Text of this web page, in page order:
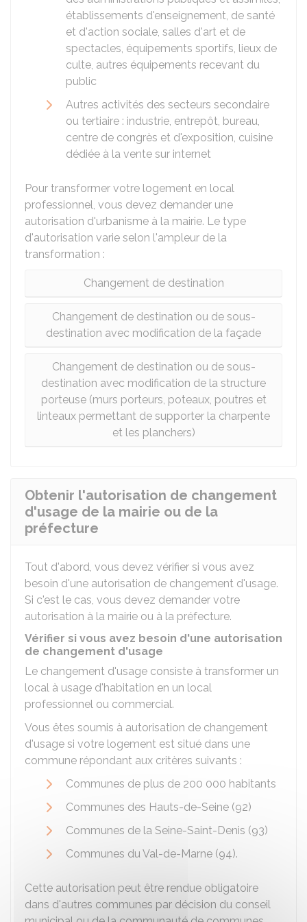
établissements d'enseignement, de santé
et d'action sociale, salles d'art et de
spectacles, équipements sportifs, lieux de
culte, autres équipements recevant du
public
Autres activités des secteurs secondaire
ou tertiaire : industrie, entrepôt, bureau,
centre de congrès et d'exposition, cuisine
dédiée à la vente sur internet
Pour transformer votre logement en local
professionnel, vous devez demander une
autorisation d'urbanisme à la mairie. Le type
d'autorisation varie selon l'ampleur de la
transformation :
Changement de destination
Changement de destination ou de sous-
destination avec modification de la façade
Changement de destination ou de sous-
destination avec modification de la structure
porteuse (murs porteurs, poteaux, poutres et
linteaux permettant de supporter la charpente
et les planchers)
Obtenir l'autorisation de changement
d'usage de la mairie ou de la
préfecture
Tout d'abord, vous devez vérifier si vous avez
besoin d'une autorisation de changement d'usage.
Si c'est le cas, vous devez demander votre
autorisation à la mairie ou à la préfecture.
Vérifier si vous avez besoin d'une autorisation
de changement d'usage
Le changement d'usage consiste à transformer un
local à usage d'habitation en un local
professionnel ou commercial.
Vous êtes soumis à autorisation de changement
d'usage si votre logement est situé dans une
commune répondant aux critères suivants :
Communes de plus de 200 000 habitants
Communes des Hauts-de-Seine (92)
Communes de la Seine-Saint-Denis (93)
Communes du Val-de-Marne (94).
Cette autorisation peut être rendue obligatoire
dans d'autres communes par décision du conseil